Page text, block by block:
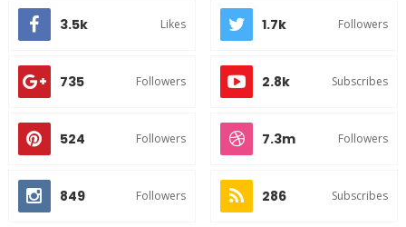
3.5k Likes 1.7k Followers
735 Followers 2.8k Subscribes
524 Followers 7.3m Followers
849 Followers 286 Subscribes